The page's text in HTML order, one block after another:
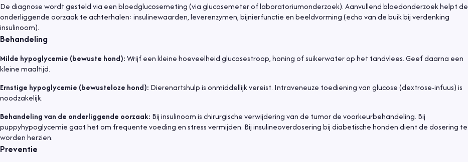
De diagnose wordt gesteld via een bloedglucosemeting (via glucosemeter of laboratoriumonderzoek). Aanvullend bloedonderzoek helpt de
onderliggende oorzaak te achterhalen: insulinewaarden, leverenzymen, bijnierfunctie en beeldvorming (echo van de buik bij verdenking
insulinoom).
Behandeling
Milde hypoglycemie (bewuste hond):Wrijf een kleine hoeveelheid glucosestroop, honing of suikerwater op het tandvlees. Geef daarna een
kleine maaltijd.
Ernstige hypoglycemie (bewusteloze hond): Dierenartshulp is onmiddellijk vereist. Intraveneuze toediening van glucose (dextrose-infuus) is
noodzakelijk.
Behandeling van de onderliggende oorzaak: Bij insulinoom is chirurgische verwijdering van de tumor de voorkeurbehandeling. Bij
puppyhypoglycemie gaat het om frequente voeding en stress vermijden. Bij insulineoverdosering bij diabetische honden dient de dosering te
worden herzien.
Preventie